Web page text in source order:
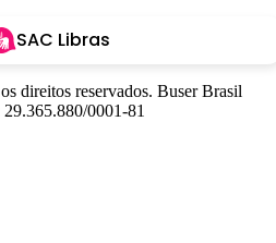
SAC Libras
direitos reservados. Buser Brasil
0001-81